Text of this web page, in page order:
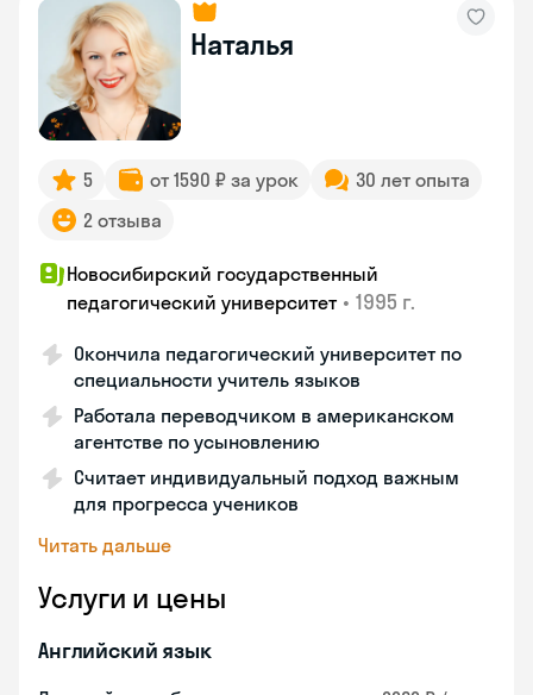
Наталья
5 от 1590 ₽ за урок
30 лет опыта
2 отзыва
Новосибирский государственный
педагогический университет • 1995 г.
Окончила педагогический университет по
специальности учитель языков
Работала переводчиком в американском
агентстве по усыновлению
Считает индивидуальный подход важным
для прогресса учеников
Читать дальше
Услуги и цены
Английский язык